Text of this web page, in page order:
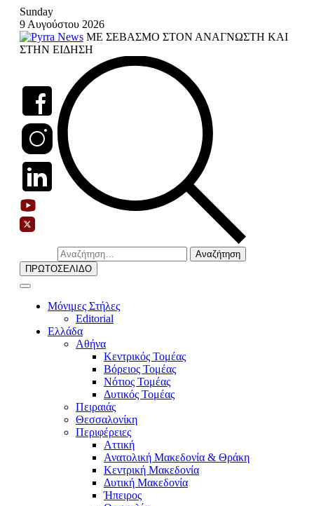
Skip
content
Sunday
9 Αυγούστου 2026
ΜΕ ΣΕΒΑΣΜΟ ΣΤΟΝ ΑΝΑΓΝΩΣΤΗ ΚΑΙ
ΣΤΗΝ ΕΙΔΗΣΗ
Αναζήτηση
για:
ΠΡΩΤΟΣΕΛΙΔΟ
Μόνιμες Στήλες
Editorial
Ελλάδα
Αθήνα
Κεντρικός Τομέας
Βόρειος Τομέας
Νότιος Τομέας
Δυτικός Τομέας
Πειραιάς
Θεσσαλονίκη
Περιφέρειες
Αττική
Ανατολική Μακεδονία & Θράκη
Κεντρική Μακεδονία
Δυτική Μακεδονία
Ήπειρος